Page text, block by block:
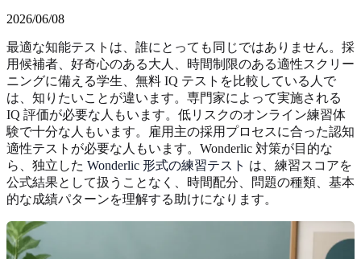
2026/06/08
最適な知能テストは、誰にとっても同じではありません。採
用候補者、好奇心のある大人、時間制限のある適性スクリー
ニングに備える学生、無料 IQ テストを比較している人で
は、知りたいことが違います。専門家によって実施される
IQ 評価が必要な人もいます。低リスクのオンライン練習体
験で十分な人もいます。雇用主の採用プロセスに合った認知
適性テストが必要な人もいます。Wonderlic 対策が目的な
ら、独立した Wonderlic 形式の練習テスト は、練習スコアを
公式結果として扱うことなく、時間配分、問題の種類、基本
的な成績パターンを理解する助けになります。